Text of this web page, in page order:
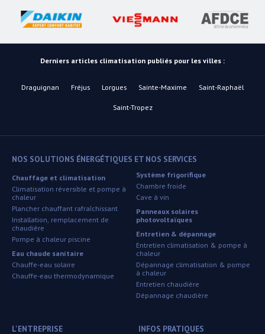
Derniers articles climatisation publiés pour les villes :
Draguignan Fréjus Lorgues Sainte-Maxime Saint-Raphaël
Saint-Tropez
L'ENTREPRISE
NOS SOLUTIONS ÉNERGÉTIQUES ET NOS SERVICES
Chauffage et climatisation
Climatisation réversible et pompe à
chaleur
Plancher chauffant rafraîchissant
Installation, remplacement de
chaudière
Pompe à chaleur piscine
Eau chaude sanitaire
Chauffe-eau solaire
Chauffe-eau thermodynamique
Système frigorifique
Chambre froide
Cave à vin
Panneaux solaires
photovoltaïques
Entretien & dépannage
Entretien climatisation & pompe à
chaleur
Dépannage climatisation & pompe
à chaleur
Entretien chaudière
Dépannage chaudière
INFOS PRATIQUES